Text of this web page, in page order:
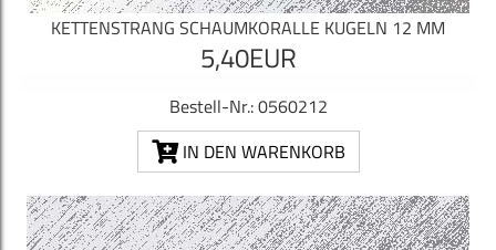
KETTENSTRANG SCHAUMKORALLE KUGELN 12 MM
5,40EUR
Bestell-Nr.: 0560212
IN DEN WARENKORB